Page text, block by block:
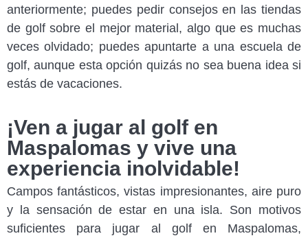
anteriormente; puedes pedir consejos en las tiendas
de golf sobre el mejor material, algo que es muchas
veces olvidado; puedes apuntarte a una escuela de
golf, aunque esta opción quizás no sea buena idea si
estás de vacaciones.
¡Ven a jugar al golf en
Maspalomas y vive una
experiencia inolvidable!
Campos fantásticos, vistas impresionantes, aire puro
y la sensación de estar en una isla. Son motivos
suficientes para jugar al golf en Maspalomas,